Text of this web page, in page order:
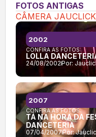
FOTOS ANTIGAS
CÂMERA JAUCLICK
CONFIRA AS FOTOS:
LOLLA
24/08/2002Por:
2002
CONFIRA AS FOTOS:
TÁ NA HORA DA
DANCETERIA
07/04/2007Por:
2007